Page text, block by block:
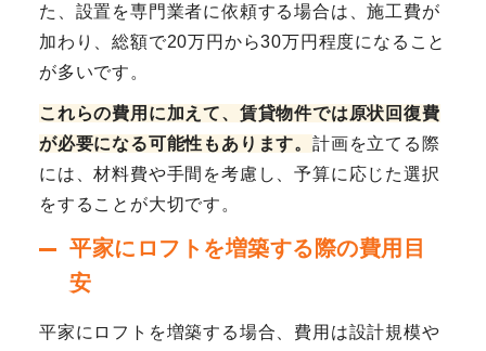
た、設置を専門業者に依頼する場合は、施工費が
加わり、総額で20万円から30万円程度になること
が多いです。
これらの費用に加えて、賃貸物件では原状回復費
が必要になる可能性もあります。計画を立てる際
には、材料費や手間を考慮し、予算に応じた選択
をすることが大切です。
平家にロフトを増築する際の費用目
安
平家にロフトを増築する場合、費用は設計規模や